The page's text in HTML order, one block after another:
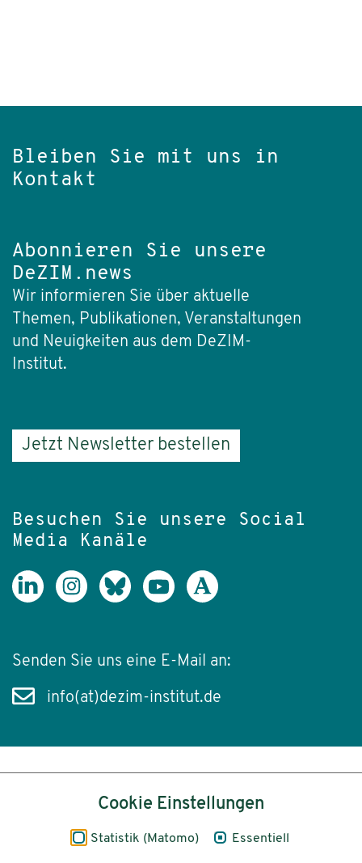
Bleiben Sie mit uns in
Kontakt
Abonnieren Sie unsere
DeZIM.news
Wir informieren Sie über aktuelle
Themen, Publikationen, Veranstaltungen
und Neuigkeiten aus dem DeZIM-
Institut.
Jetzt Newsletter bestellen
Besuchen Sie unsere Social
Media Kanäle
Senden Sie uns eine E-Mail an:
info(at)dezim-institut.de
Impressum
Cookie Einstellungen
Statistik (Matomo) Essentiell